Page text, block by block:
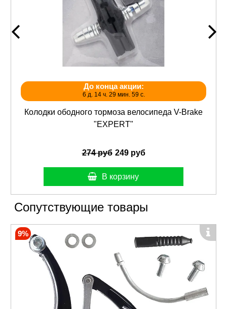
До конца акции:
6 д. 14 ч. 29 мин. 58 с.
Колодки ободного тормоза велосипеда V-Brake
"EXPERT"
274 руб 249 руб
В корзину
Сопутствующие товары
9%